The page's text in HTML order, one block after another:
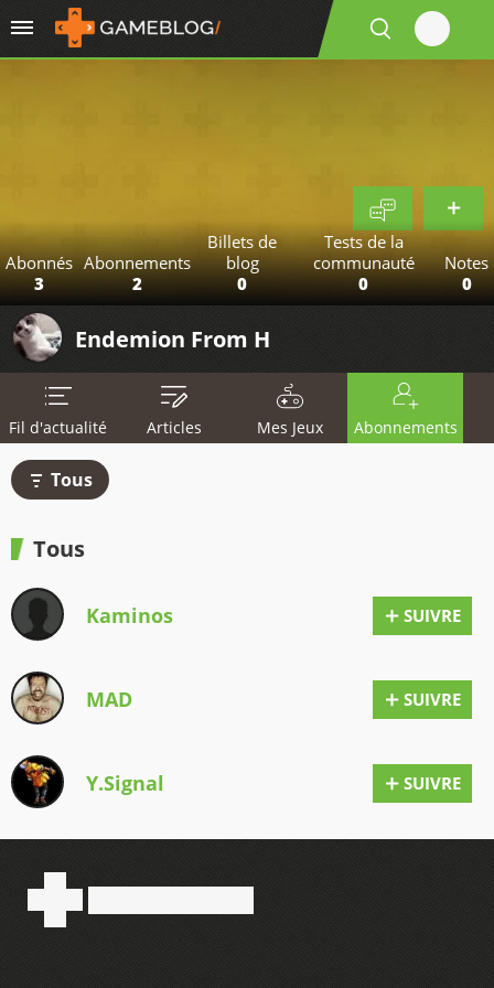
Abonnés
3
Abonnements
2
Billets de
blog
0
Tests de la
communauté
0
Notes
0
Endemion From H
Fil d'actualité Articles Mes Jeux Abonnements
Tous
Tous
Kaminos SUIVRE
MAD SUIVRE
Y.Signal SUIVRE